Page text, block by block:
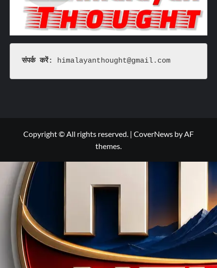
संपर्क करें: himalayanthought@gmail.com
Copyright © All rights reserved. | CoverNews by AF
themes.